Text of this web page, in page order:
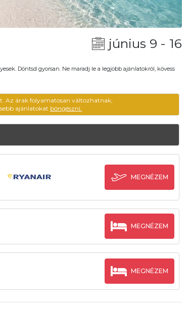
június 9 - 16
Döntsd gyorsan. Ne maradj le a legjobb ajánlatokról, kövess
Az árak folyamatosan változhatnak,
ajánlatokat böngészni.
MEGNÉZEM
MEGNÉZEM
MEGNÉZEM